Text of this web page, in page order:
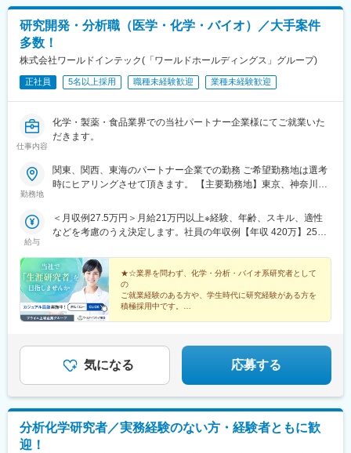
イスによって患者さんの不安の解消やQOL向上に大きく貢献でき
ます。医療現場の最前線で医師・スタッフと並走し、適正使用を
られる仕事です。
変更の範囲：会社の定める業務
研究開発・分析職（医学・化学・バイオ）／大手案件
多数！
株式会社ワールドインテック(「ワールドホールディングス」グループ)
正社員 5名以上採用 職種未経験歓迎 業種未経験歓迎
仕事内容
化学・製薬・食品業界での当社パートナー企業様にてご就業いた
だきます。
勤務地
関東、関西、東海のパートナー企業での勤務 ご希望勤務地は選考
時にヒアリングさせて頂きます。 【主要勤務地】東京、神奈川、
岡、愛知＼NEW！エリア制度導入／全国でスキルを伸ばしたい方
も、好きな場所で研究をしたい方も、ご希望をお聞かせくださ
給与
＜月収例27.5万円＞月給21万円以上※経験、年齢、スキル、適性
などを考慮のうえ決定します。社員の年収例【年収 420万】25歳
収 750万】56歳
★☆業界を問わず、化学・分析・バイオ系研究者として
の
ご就業経験のある方や、学生時代に研究経験がある方を
積極採用中です。
ります。★☆
気になる 応募する
分析化学研究者／実務経験のない方・経験者ともに歓
迎！